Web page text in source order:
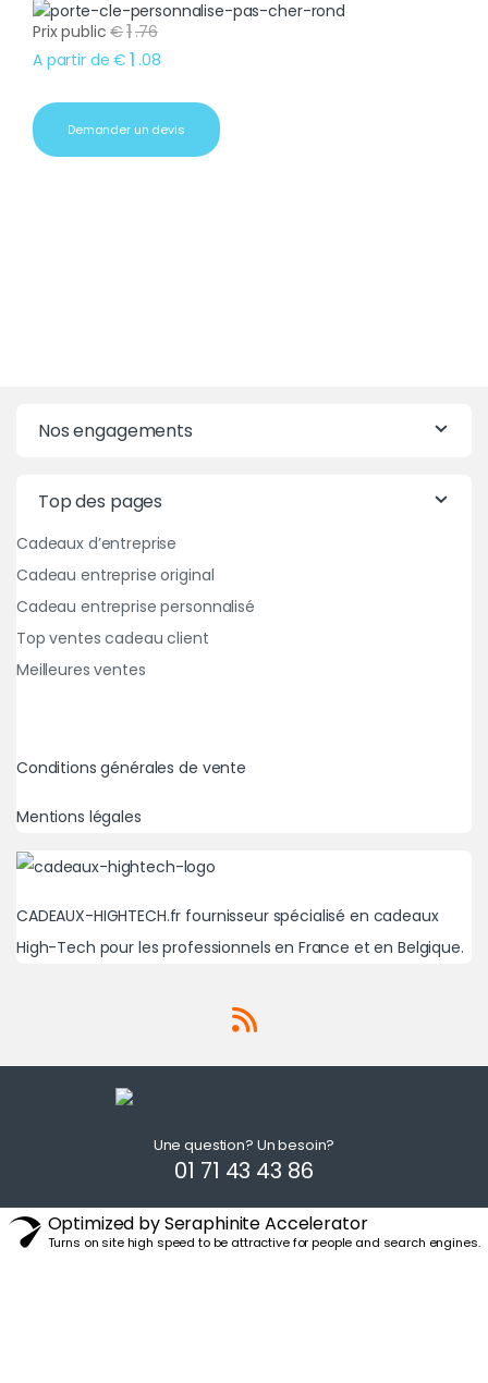
Prix public €1.76
A partir de € 1 .08
Demander un devis
Nos engagements
Top des pages
Cadeaux d’entreprise
Cadeau entreprise original
Cadeau entreprise personnalisé
Top ventes cadeau client
Meilleures ventes
Conditions générales de vente
Mentions légales
CADEAUX-HIGHTECH.fr fournisseur spécialisé en cadeaux
High-Tech pour les professionnels en France et en Belgique.
Une question? Un besoin?
01 71 43 43 86
Optimized by Seraphinite Accelerator
Turns on site high speed to be attractive for people and search engines.